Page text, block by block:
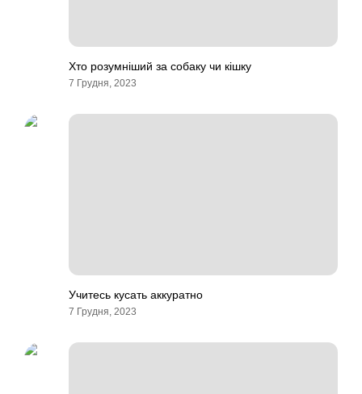
Хто розумніший за собаку чи кішку
7 Грудня, 2023
Учитесь кусать аккуратно
7 Грудня, 2023